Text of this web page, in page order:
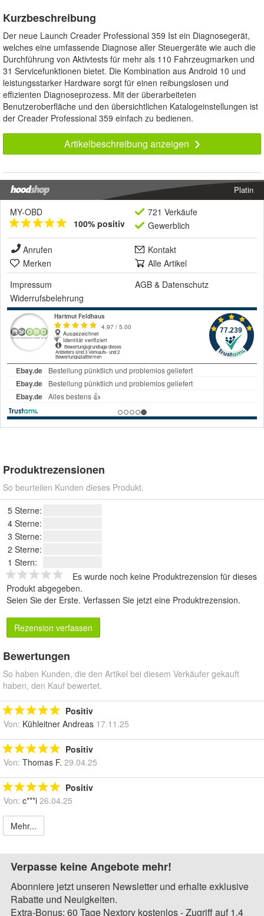
Kurzbeschreibung
Der neue Launch Creader Professional 359 Ist ein Diagnosegerät,
welches eine umfassende Diagnose aller Steuergeräte wie auch die
Durchführung von Aktivtests für mehr als 110 Fahrzeugmarken und
31 Servicefunktionen bietet. Die Kombination aus Android 10 und
leistungsstarker Hardware sorgt für einen reibungslosen und
effizienten Diagnoseprozess. Mit der überarbeiteten
Benutzeroberfläche und den übersichtlichen Katalogeinstellungen ist
der Creader Professional 359 einfach zu bedienen.
Artikelbeschreibung anzeigen
Platin
MY-OBD
100% positiv
721 Verkäufe
Gewerblich
Anrufen
Kontakt
Merken
Alle Artikel
Impressum
AGB & Datenschutz
Widerrufsbelehrung
Produktrezensionen
So beurteilen Kunden dieses Produkt.
5 Sterne:
4 Sterne:
3 Sterne:
2 Sterne:
1 Stern:
Es wurde noch keine Produktrezension für dieses
Produkt abgegeben.
Seien Sie der Erste. Verfassen Sie jetzt eine Produktrezension.
Rezension verfassen
Bewertungen
So haben Kunden, die den Artikel bei diesem Verkäufer gekauft
haben, den Kauf bewertet.
Positiv
Von: Kühleitner Andreas 17.11.25
Positiv
Von: Thomas F. 29.04.25
Positiv
Von: c***i 26.04.25
Mehr...
Verpasse keine Angebote mehr!
Abonniere jetzt unseren Newsletter und erhalte exklusive
Rabatte und Neuigkeiten.
Extra-Bonus: 60 Tage Nextory kostenlos - Zugriff auf 1,4